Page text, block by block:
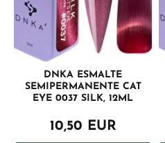
DNKA ESMALTE
SEMIPERMANENTE CAT
EYE 0037 SILK, 12ML
10,50 EUR